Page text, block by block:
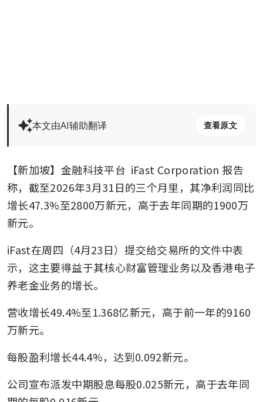
本文由AI辅助翻译 查看原文
【新加坡】金融科技平台 iFast Corporation 报告
称，截至2026年3月31日的三个月里，其净利润同比
增长47.3%至2800万新元，高于去年同期的1900万
新元。
iFast在周四（4月23日）提交给交易所的文件中表
示，这主要得益于其核心财富管理业务以及香港电子
养老金业务的增长。
营收增长49.4%至1.368亿新元，高于前一年的9160
万新元。
每股盈利增长44.4%，达到0.092新元。
公司宣布派发中期股息每股0.025新元，高于去年同